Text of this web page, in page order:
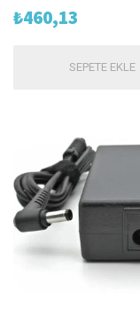
₺460,13
SEPETE EKLE